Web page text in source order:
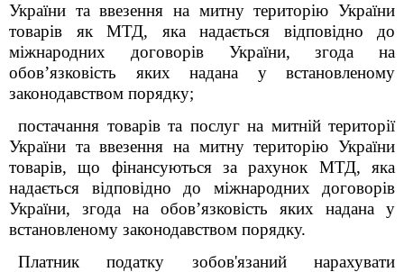
України та ввезення на митну територію України
товарів як МТД, яка надається відповідно до
міжнародних договорів України, згода на
обов’язковість яких надана у встановленому
законодавством порядку;
постачання товарів та послуг на митній території
України та ввезення на митну територію України
товарів, що фінансуються за рахунок МТД, яка
надається відповідно до міжнародних договорів
України, згода на обов’язковість яких надана у
встановленому законодавством порядку.
Платник податку зобов'язаний нарахувати